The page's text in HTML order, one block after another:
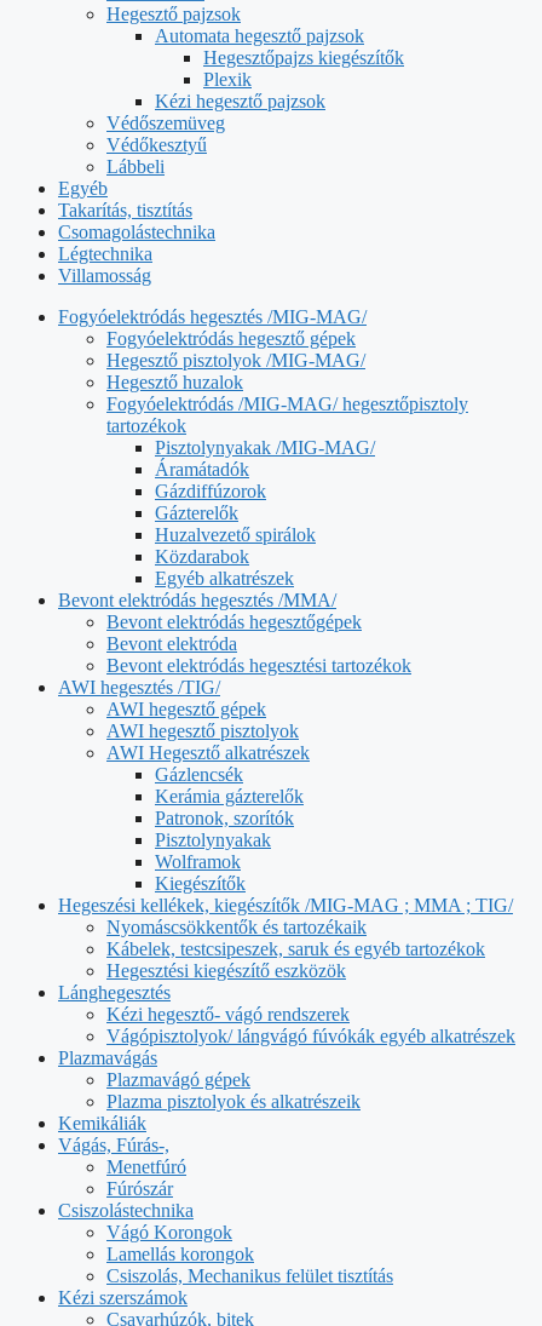
Hegesztő pajzsok
Automata hegesztő pajzsok
Hegesztőpajzs kiegészítők
Plexik
Kézi hegesztő pajzsok
Védőszemüveg
Védőkesztyű
Lábbeli
Egyéb
Takarítás, tisztítás
Csomagolástechnika
Légtechnika
Villamosság
Fogyóelektródás hegesztés /MIG-MAG/
Fogyóelektródás hegesztő gépek
Hegesztő pisztolyok /MIG-MAG/
Hegesztő huzalok
Fogyóelektródás /MIG-MAG/ hegesztőpisztoly
tartozékok
Pisztolynyakak /MIG-MAG/
Áramátadók
Gázdiffúzorok
Gázterelők
Huzalvezető spirálok
Közdarabok
Egyéb alkatrészek
Bevont elektródás hegesztés /MMA/
Bevont elektródás hegesztőgépek
Bevont elektróda
Bevont elektródás hegesztési tartozékok
AWI hegesztés /TIG/
AWI hegesztő gépek
AWI hegesztő pisztolyok
AWI Hegesztő alkatrészek
Gázlencsék
Kerámia gázterelők
Patronok, szorítók
Pisztolynyakak
Wolframok
Kiegészítők
Hegeszési kellékek, kiegészítők /MIG-MAG ; MMA ; TIG/
Nyomáscsökkentők és tartozékaik
Kábelek, testcsipeszek, saruk és egyéb tartozékok
Hegesztési kiegészítő eszközök
Lánghegesztés
Kézi hegesztő- vágó rendszerek
Vágópisztolyok/ lángvágó fúvókák egyéb alkatrészek
Plazmavágás
Plazmavágó gépek
Plazma pisztolyok és alkatrészeik
Kemikáliák
Vágás, Fúrás-,
Menetfúró
Fúrószár
Csiszolástechnika
Vágó Korongok
Lamellás korongok
Csiszolás, Mechanikus felület tisztítás
Kézi szerszámok
Csavarhúzók, bitek